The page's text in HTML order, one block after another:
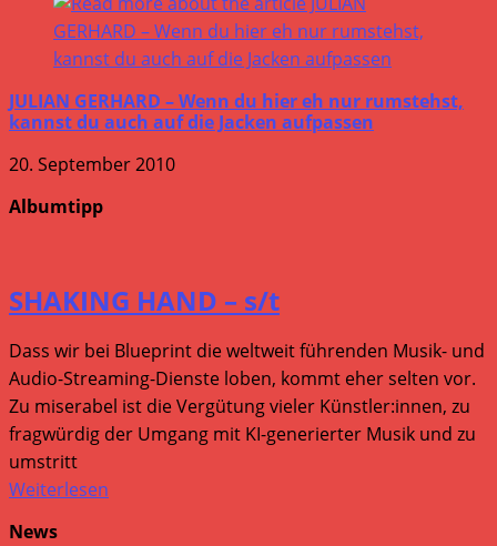
JULIAN GERHARD – Wenn du hier eh nur rumstehst,
kannst du auch auf die Jacken aufpassen
20. September 2010
Albumtipp
SHAKING HAND – s/t
Dass wir bei Blueprint die weltweit führenden Musik- und
Audio-Streaming-Dienste loben, kommt eher selten vor.
Zu miserabel ist die Vergütung vieler Künstler:innen, zu
fragwürdig der Umgang mit KI-generierter Musik und zu
umstritt
Weiterlesen
News